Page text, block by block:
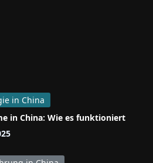
in China
in China: Wie es funktioniert